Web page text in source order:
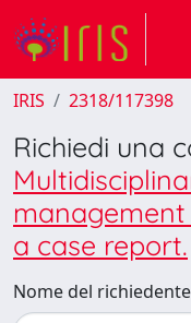
IRIS 2318/117398
Richiedi una
a case report.
Nome del richiedente